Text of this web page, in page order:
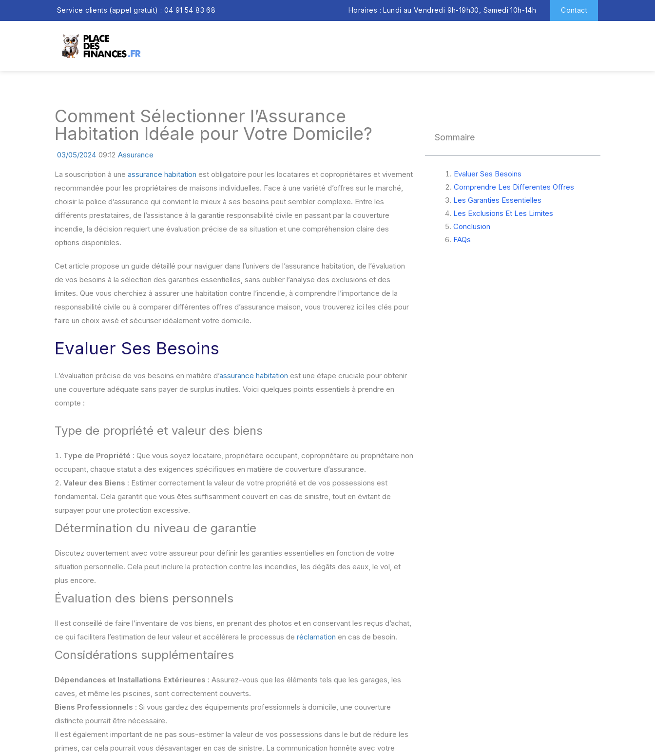
Service clients (appel gratuit) : 04 91 54 83 68 Horaires : Lundi au Vendredi 9h-19h30, Samedi 10h-14h Contact
Comment Sélectionner l’Assurance
Habitation Idéale pour Votre Domicile?
03/05/2024 09:12 Assurance
La souscription à une assurance habitation est obligatoire pour les locataires et copropriétaires et vivement
recommandée pour les propriétaires de maisons individuelles. Face à une variété d’offres sur le marché,
choisir la police d’assurance qui convient le mieux à ses besoins peut sembler complexe. Entre les
différents prestataires, de l’assistance à la garantie responsabilité civile en passant par la couverture
incendie, la décision requiert une évaluation précise de sa situation et une compréhension claire des
options disponibles.
Cet article propose un guide détaillé pour naviguer dans l’univers de l’assurance habitation, de l’évaluation
de vos besoins à la sélection des garanties essentielles, sans oublier l’analyse des exclusions et des
limites. Que vous cherchiez à assurer une habitation contre l’incendie, à comprendre l’importance de la
responsabilité civile ou à comparer différentes offres d’assurance maison, vous trouverez ici les clés pour
faire un choix avisé et sécuriser idéalement votre domicile.
Evaluer Ses Besoins
L’évaluation précise de vos besoins en matière d’assurance habitation est une étape cruciale pour obtenir
une couverture adéquate sans payer de surplus inutiles. Voici quelques points essentiels à prendre en
compte :
Type de propriété et valeur des biens
Type de Propriété : Que vous soyez locataire, propriétaire occupant, copropriétaire ou propriétaire non
occupant, chaque statut a des exigences spécifiques en matière de couverture d’assurance.
Valeur des Biens : Estimer correctement la valeur de votre propriété et de vos possessions est
fondamental. Cela garantit que vous êtes suffisamment couvert en cas de sinistre, tout en évitant de
surpayer pour une protection excessive.
Détermination du niveau de garantie
Discutez ouvertement avec votre assureur pour définir les garanties essentielles en fonction de votre
situation personnelle. Cela peut inclure la protection contre les incendies, les dégâts des eaux, le vol, et
plus encore.
Évaluation des biens personnels
Il est conseillé de faire l’inventaire de vos biens, en prenant des photos et en conservant les reçus d’achat,
ce qui facilitera l’estimation de leur valeur et accélérera le processus de réclamation en cas de besoin.
Considérations supplémentaires
Dépendances et Installations Extérieures : Assurez-vous que les éléments tels que les garages, les
caves, et même les piscines, sont correctement couverts.
Biens Professionnels : Si vous gardez des équipements professionnels à domicile, une couverture
distincte pourrait être nécessaire.
Il est également important de ne pas sous-estimer la valeur de vos possessions dans le but de réduire les
primes, car cela pourrait vous désavantager en cas de sinistre. La communication honnête avec votre
Sommaire
Evaluer Ses Besoins
Comprendre Les Differentes Offres
Les Garanties Essentielles
Les Exclusions Et Les Limites
Conclusion
FAQs